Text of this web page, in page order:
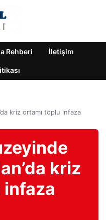
Rehberi İletişim
kriz ortamı toplu infaza
kriz
infaza